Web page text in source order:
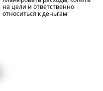
на цели и ответственно
относиться к деньгам